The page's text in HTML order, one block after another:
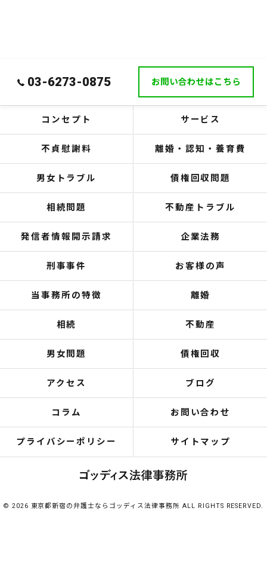
03-6273-0875 お問い合わせはこちら
コンセプト サービス
不貞慰謝料 離婚・認知・養育費
男女トラブル 債権回収問題
相続問題 不動産トラブル
発信者情報開示請求 企業法務
刑事事件 お客様の声
当事務所の特徴 離婚
相続 不動産
男女問題 債権回収
アクセス ブログ
コラム お問い合わせ
プライバシーポリシー サイトマップ
© 2026 東京都新宿の弁護士ならゴッディス法律事務所 ALL RIGHTS RESERVED.